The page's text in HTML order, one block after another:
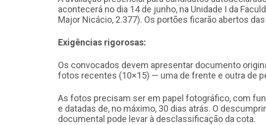
acontecerá no dia 14 de junho, na Unidade I da
Major Nicácio, 2.377). Os portões ficarão abertos
Exigências rigorosas:
Os convocados devem apresentar documento
fotos recentes (10×15) — uma de frente e outra de
As fotos precisam ser em papel fotográfico, com
e datadas de, no máximo, 30 dias atrás. O
documental pode levar à desclassificação da cota.